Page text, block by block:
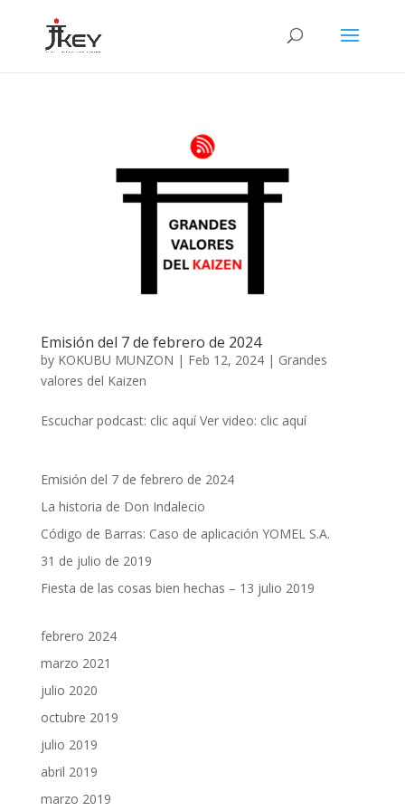
Emisión del 7 de febrero de 2024
by KOKUBU MUNZON | Feb 12, 2024| Grandes
valores del Kaizen
Escuchar podcast: clic aquí Ver video: clic aquí
Emisión del 7 de febrero de 2024
La historia de Don Indalecio
Código de Barras: Caso de aplicación YOMEL S.A.
31 de julio de 2019
Fiesta de las cosas bien hechas – 13 julio 2019
febrero 2024
marzo 2021
julio 2020
octubre 2019
julio 2019
abril 2019
marzo 2019